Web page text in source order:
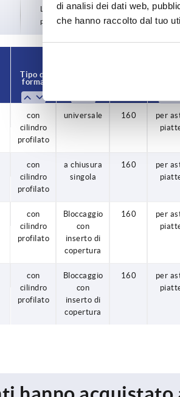
di analisi dei dati web,
che hanno raccolto dal tuo
universale
La disponibilità viene aggiornata più
prima di completare l’ordine, vi verrà
Tipo di
forma
con
cilindro
profilato
universale 160
per
con
cilindro
profilato
a chiusura
160
per
con
cilindro
profilato
Bloccaggio
160
per
con
cilindro
profilato
Bloccaggio
160
per
Tipo di
forma
con
cilindro
profilato
universale 160
per
con
cilindro
profilato
a chiusura
singola
160
per
con
cilindro
profilato
Bloccaggio
con
inserto di
copertura
160
per
con
cilindro
profilato
Bloccaggio
con
inserto di
copertura
160
per